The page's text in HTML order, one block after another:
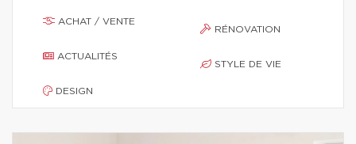
ACHAT / VENTE
ACTUALITÉS
DESIGN
RÉNOVATION
STYLE DE VIE